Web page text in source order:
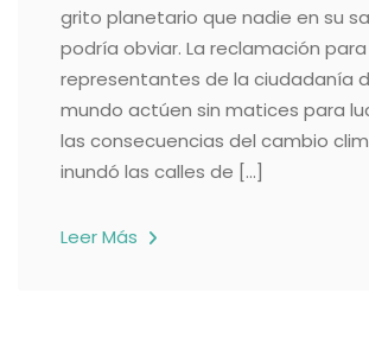
grito planetario que nadie en su
podría obviar. La reclamación
representantes de la ciudadanía
mundo actúen sin matices para
las consecuencias del cambio
inundó las calles de […]
Leer Más